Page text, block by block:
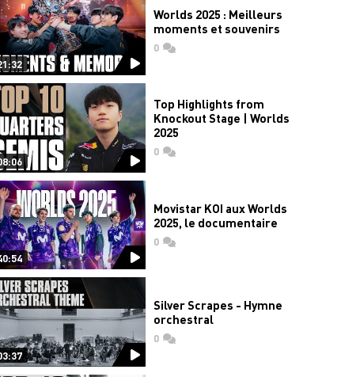
Worlds 2025 : Meilleurs
moments et souvenirs
0commentaires
Top Highlights from
Knockout Stage | Worlds
2025
0commentaires
Movistar KOI aux Worlds
2025, le documentaire
0commentaires
Silver Scrapes - Hymne
orchestral
0commentaires